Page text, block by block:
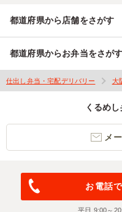
都道府県から店舗をさがす
都道府県からお弁当をさがす
仕出し弁当・宅配デリバリー 大
くるめ
メ
お電話
平日 9:00～